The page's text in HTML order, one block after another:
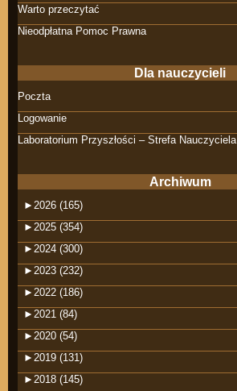
Warto przeczytać
Nieodpłatna Pomoc Prawna
Dla nauczycieli
Poczta
Logowanie
Laboratorium Przyszłości – Strefa Nauczyciela
Archiwum
► 2026 (165)
► 2025 (354)
► 2024 (300)
► 2023 (232)
► 2022 (186)
► 2021 (84)
► 2020 (54)
► 2019 (131)
► 2018 (145)